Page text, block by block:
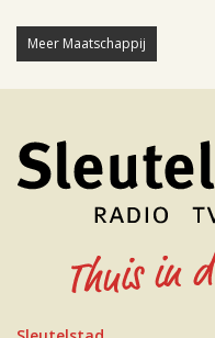
Meer Maatschappij